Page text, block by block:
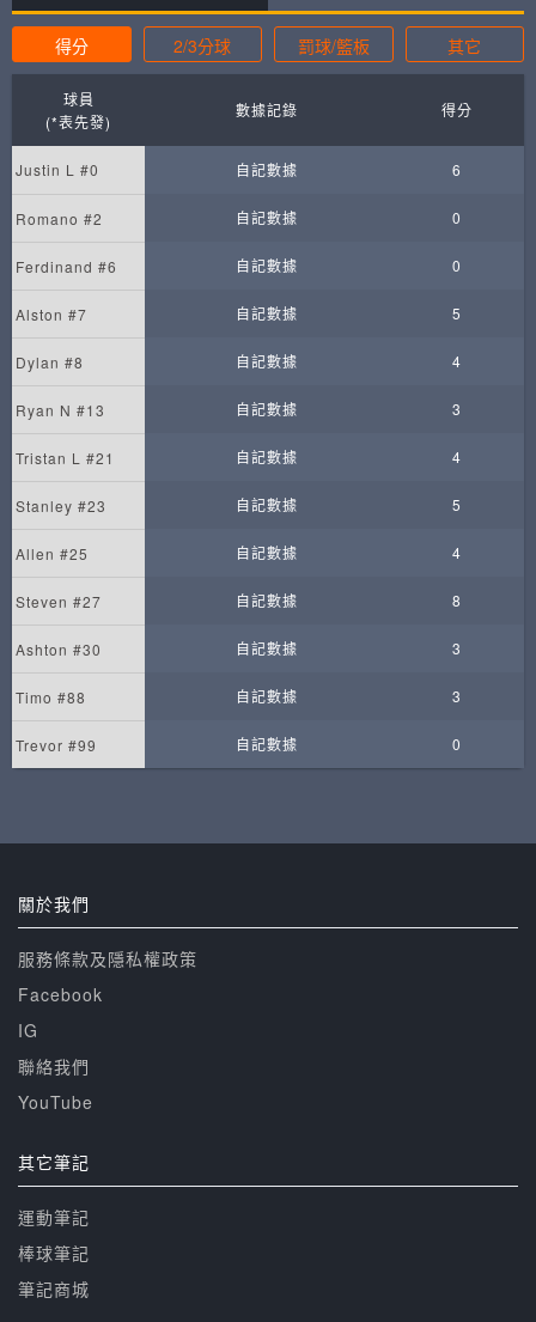
得分 2/3分球 罰球/籃板 其它
球員
(*表先發)
數據記錄 得分
Justin L #0 自記數據 6
Romano #2 自記數據 0
Ferdinand #6 自記數據 0
Alston #7 自記數據 5
Dylan #8 自記數據 4
Ryan N #13 自記數據 3
Tristan L #21 自記數據 4
Stanley #23 自記數據 5
Allen #25 自記數據 4
Steven #27 自記數據 8
Ashton #30 自記數據 3
Timo #88 自記數據 3
Trevor #99 自記數據 0
關於我們
服務條款及隱私權政策
Facebook
IG
聯絡我們
YouTube
其它筆記
運動筆記
棒球筆記
筆記商城